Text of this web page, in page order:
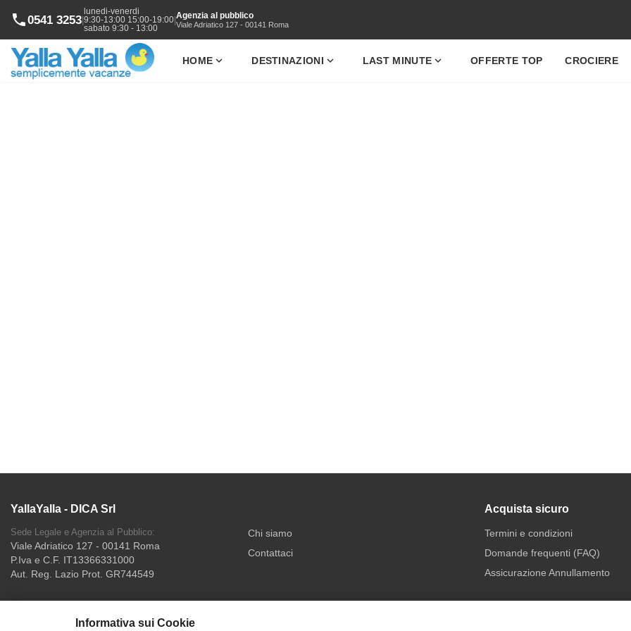
Informativa sui Cookie
phone0541 3253|
lunedi-venerdi
9:30-13:00 15:00-19:00
sabato 9:30 - 13:00
|Agenzia al pubblico
Viale Adriatico 127 - 00141 Roma
HOME expand_more DESTINAZIONI expand_more LAST MINUTE expand_more OFFERTE TOP CROCIERE
YallaYalla - DICA Srl
Sede Legale e Agenzia al Pubblico:
Viale Adriatico 127 - 00141 Roma
P.Iva e C.F. IT13366331000
Aut. Reg. Lazio Prot. GR744549
Chi siamo
Contattaci
Acquista sicuro
Termini e condizioni
Domande frequenti (FAQ)
Assicurazione Annullamento